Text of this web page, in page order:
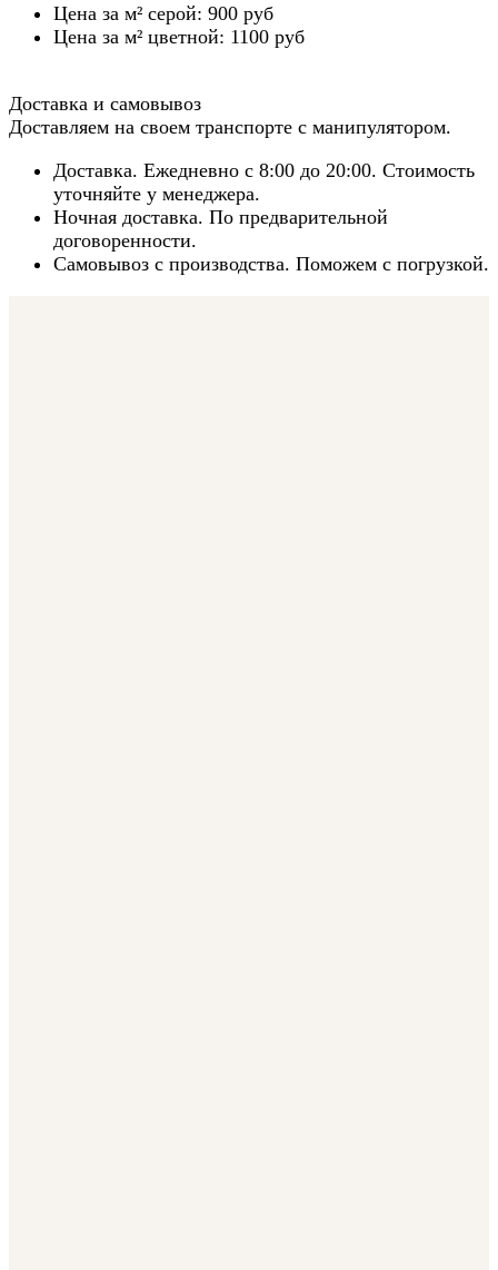
Цена за м² серой: 900 руб
Цена за м² цветной: 1100 руб
Доставка и самовывоз
Доставляем на своем транспорте с манипулятором.
Доставка. Ежедневно с 8:00 до 20:00. Стоимость
уточняйте у менеджера.
Ночная доставка. По предварительной
договоренности.
Самовывоз с производства. Поможем с погрузкой.